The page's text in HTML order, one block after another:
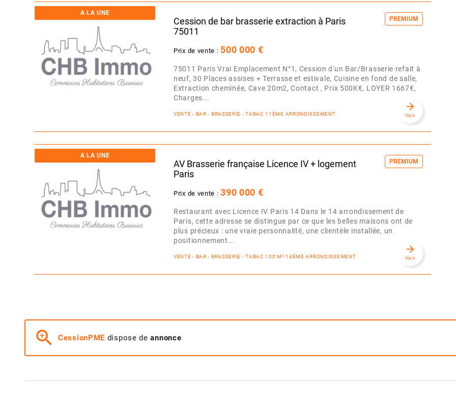
A LA UNE
PREMIUM
Cession de bar brasserie extraction à Paris
75011
Prix de vente : 500 000 €
75011 Paris Vrai Emplacement N°1, Cession d'un Bar/Brasserie refait à
neuf, 30 Places assises + Terrasse et estivale, Cuisine en fond de salle,
Extraction cheminée, Cave 20m2, Contact , Prix 500K€, LOYER 1667€,
Charges...
VENTE - BAR - BRASSERIE - TABAC 11ÈME ARRONDISSEMENT
arrow_forward
Voir
A LA UNE
PREMIUM
AV Brasserie française Licence IV + logement
Paris
Prix de vente :390 000 €
Restaurant avec Licence IV Paris 14 Dans le 14 arrondissement de
Paris, cette adresse se distingue par ce que les belles maisons ont de
plus précieux : une vraie personnalité, une clientèle installée, un
positionnement...
VENTE - BAR - BRASSERIE - TABAC 100 M² 14ÈME ARRONDISSEMENT
arrow_forward
Voir
zoom_in CessionPME dispose deannonce